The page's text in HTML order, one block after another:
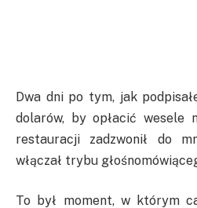
Dwa dni po tym, jak
dolarów, by opłacić wesele
restauracji zadzwonił do
włączał trybu
To był moment, w którym